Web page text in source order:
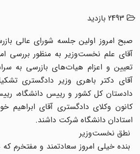
2493 بازدید
صبح امروز اولین جلسه شورای عالی
آقای علم نخست‌وزیر به منظور بررسی
تعیین و اعزام هیات‌های بازرسی به
آقای دکتر باهری وزیر دادگستری
دادستان کل کشور و رییس دانشگاه،
کانون وکلای دادگستری آقای ابراهیم
استادان دانشگاه شرکت داشند.
نطق نخست‌وزیر
بنده خیلی امروز سعادتمند و مفتخرم که